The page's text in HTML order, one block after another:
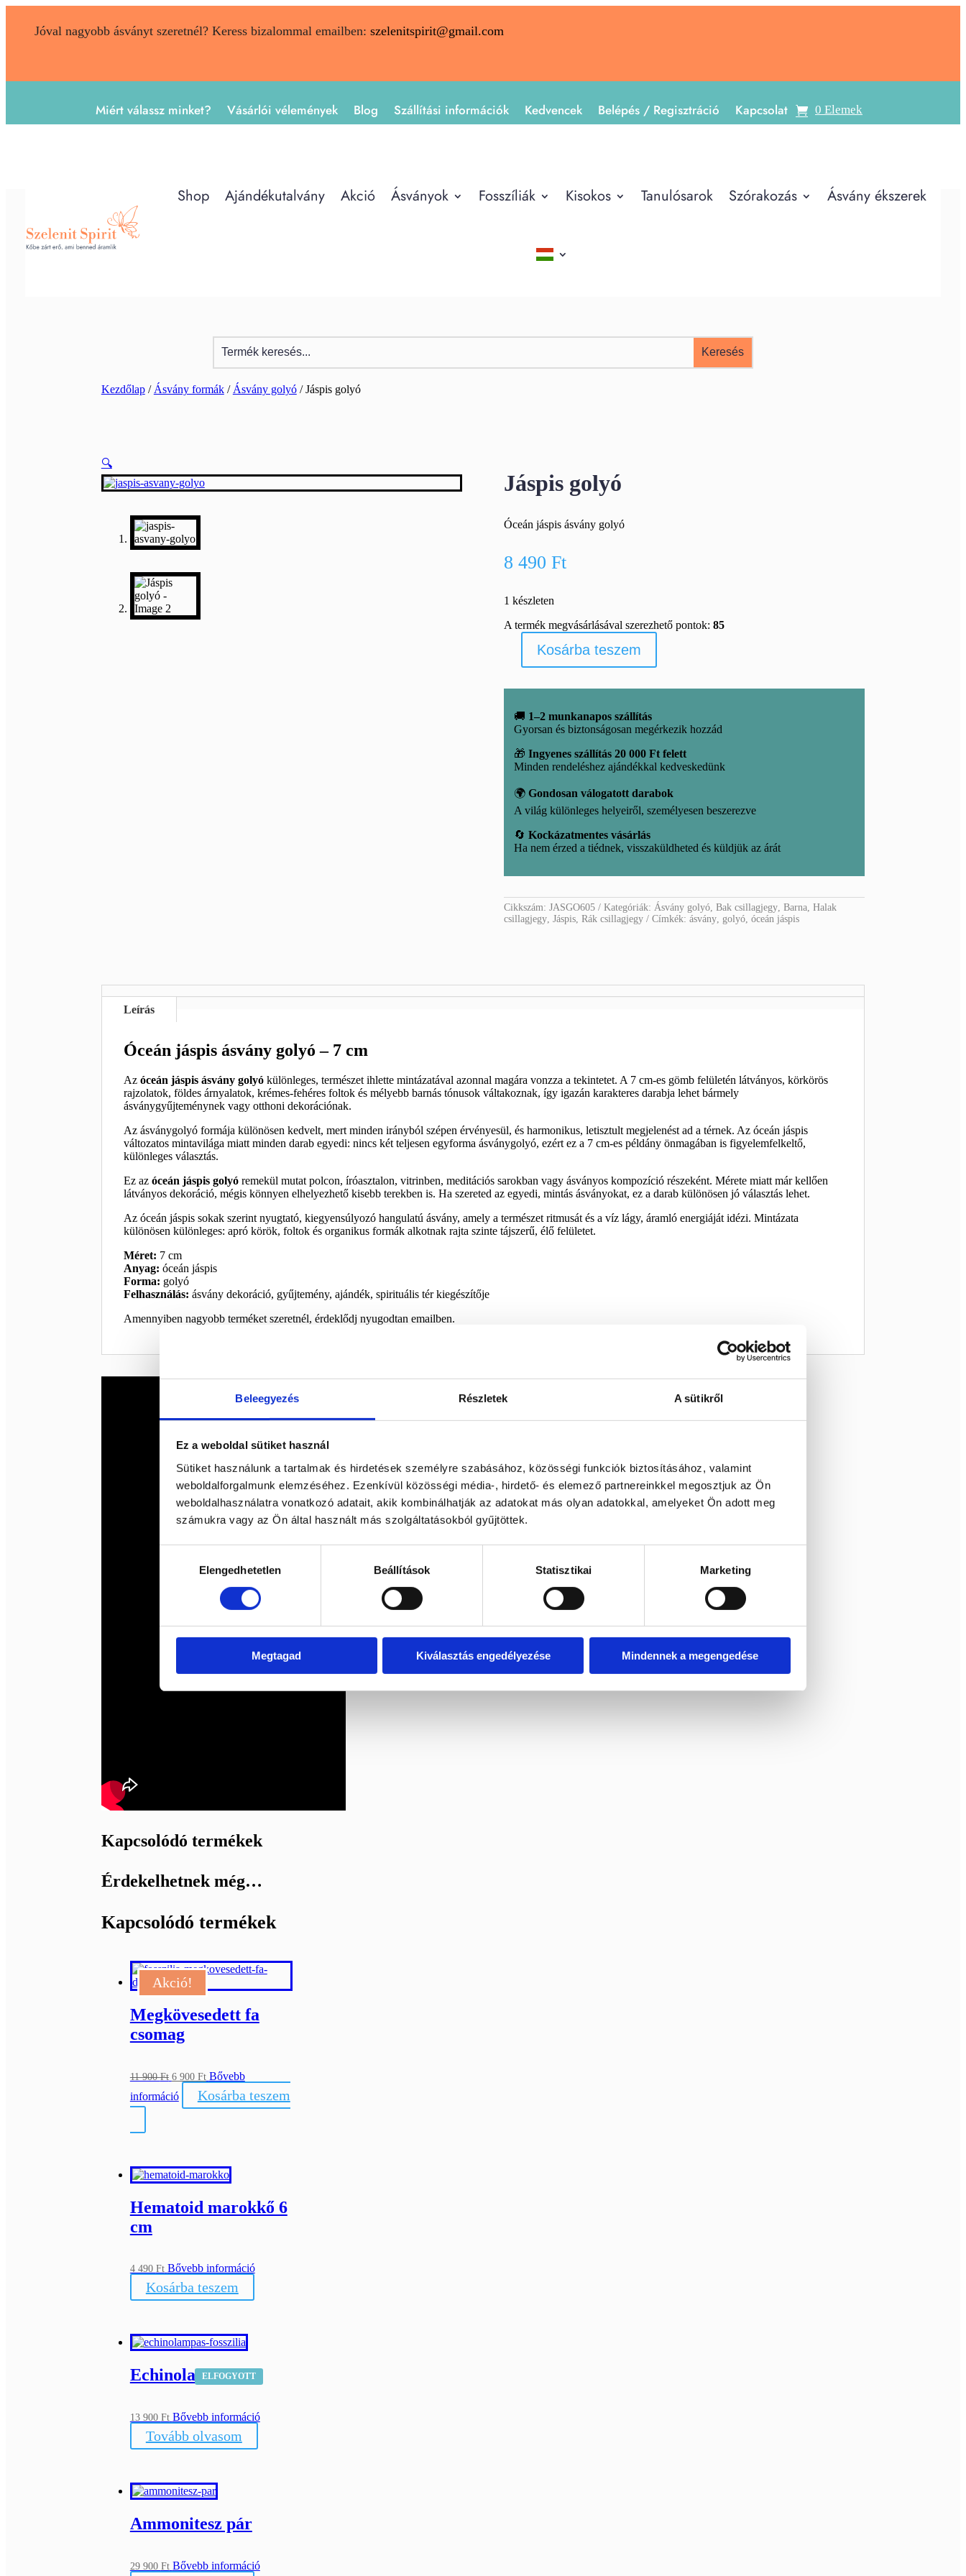
Beleegyezés Részletek A sütikről
Ez a weboldal sütiket használ
Sütiket használunk a tartalmak és hirdetések személyre szabásához, közösségi funkciók biztosításához, valamint
weboldalforgalmunk elemzéséhez. Ezenkívül közösségi média-, hirdető- és elemező partnereinkkel megosztjuk az Ön
weboldalhasználatra vonatkozó adatait, akik kombinálhatják az adatokat más olyan adatokkal, amelyeket Ön adott meg
számukra vagy az Ön által használt más szolgáltatásokból gyűjtöttek.
kiválasztásaElengedhetetlen Beállítások Statisztikai Marketing
Megtagad Kiválasztás engedélyezése Mindennek a megengedése
Jóval nagyobb ásványt szeretnél? Keress bizalommal emailben: szelenitspirit@gmail.com
Miért válassz minket? Vásárlói vélemények Blog Szállítási információk Kedvencek Belépés / Regisztráció Kapcsolat 0 Elemek
Shop Ajándékutalvány Akció Ásványok Fosszíliák Kisokos Tanulósarok Szórakozás Ásvány ékszerek
Kezdőlap/ Ásvány formák/ Ásvány golyó/ Jáspis golyó
🔍
Jáspis golyó
Óceán jáspis ásvány golyó
8 490Ft
1 készleten
A termék megvásárlásával szerezhető pontok:85
golyó
Kosárba teszem
🚚 1–2 munkanapos szállítás
Gyorsan és biztonságosan megérkezik hozzád
🎁Ingyenes szállítás 20 000 Ft felett
Minden rendeléshez ajándékkal kedveskedünk
🌍Gondosan válogatott darabok
A világ különleges helyeiről, személyesen beszerezve
🔄Kockázatmentes vásárlás
Ha nem érzed a tiédnek, visszaküldheted és küldjük az árát
Cikkszám:JASGO605 Kategóriák:Ásvány golyó,Bak csillagjegy,Barna,Halak
csillagjegy,Jáspis,Rák csillagjegy Címkék:ásvány, golyó,óceán jáspis
Leírás
Óceán jáspis ásvány golyó – 7 cm
Az óceán jáspis ásvány golyókülönleges, természet ihlette mintázatával azonnal magára vonzza a tekintetet. A 7 cm-es gömb felületén látványos, körkörös
rajzolatok, földes árnyalatok, krémes-fehéres foltok és mélyebb barnás tónusok váltakoznak, így igazán karakteres darabja lehet bármely
ásványgyűjteménynek vagy otthoni dekorációnak.
Az ásványgolyó formája különösen kedvelt, mert minden irányból szépen érvényesül, és harmonikus, letisztult megjelenést ad a térnek. Az óceán jáspis
változatos mintavilága miatt minden darab egyedi: nincs két teljesen egyforma ásványgolyó, ezért ez a 7 cm-es példány önmagában is figyelemfelkeltő,
különleges választás.
Ez az óceán jáspis golyóremekül mutat polcon, íróasztalon, vitrinben, meditációs sarokban vagy ásványos kompozíció részeként. Mérete miatt már kellően
látványos dekoráció, mégis könnyen elhelyezhető kisebb terekben is. Ha szereted az egyedi, mintás ásványokat, ez a darab különösen jó választás lehet.
Az óceán jáspis sokak szerint nyugtató, kiegyensúlyozó hangulatú ásvány, amely a természet ritmusát és a víz lágy, áramló energiáját idézi. Mintázata
különösen különleges: apró körök, foltok és organikus formák alkotnak rajta szinte tájszerű, élő felületet.
Méret: 7 cm
Anyag: óceán jáspis
Forma: golyó
Felhasználás: ásvány dekoráció, gyűjtemény, ajándék, spirituális tér kiegészítője
Amennyiben nagyobb terméket szeretnél, érdeklődj nyugodtan emailben.
Kapcsolódó termékek
Érdekelhetnek még…
Kapcsolódó termékek
Akció!
Megkövesedett fa
csomag
11 900Ft Original
price
was:
6 900 FtCurrent
price
is:
6
Bővebb
információ
Kosárba teszem
Hematoid marokkő 6
cm
4 490 Ft Bővebb információ
Kosárba teszem
ELFOGYOTT
Echinolampas
13 900 Ft Bővebb információ
Tovább olvasom
Ammonitesz pár
29 900 Ft Bővebb információ